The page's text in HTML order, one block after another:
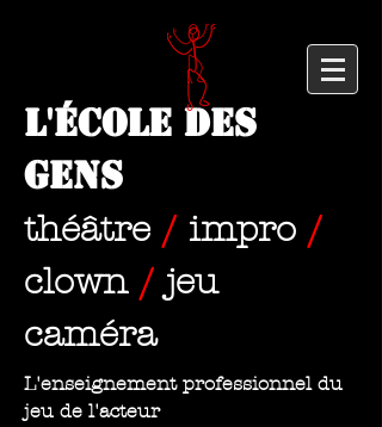
L'École des
Gens
théâtre / impro /
clown / jeu
caméra
L'enseignement professionnel du
jeu de l'acteur